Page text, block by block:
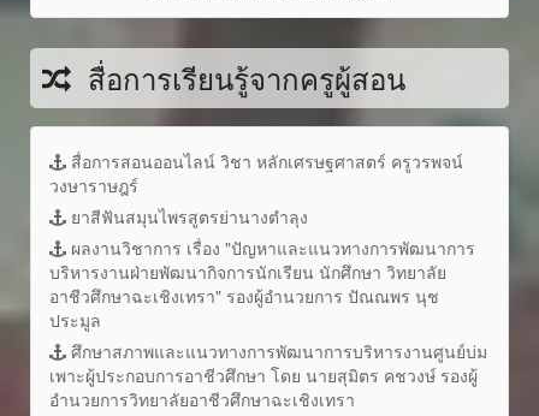
สื่อการเรียนรู้จากครูผู้สอน
สื่อการสอนออนไลน์ วิชา หลักเศรษฐศาสตร์ ครูวรพจน์
วงษาราษฎร์
ยาสีฟันสมุนไพรสูตรย่านางตำลุง
ผลงานวิชาการ เรื่อง "ปัญหาและแนวทางการพัฒนาการ
บริหารงานฝ่ายพัฒนากิจการนักเรียน นักศึกษา วิทยาลัย
อาชีวศึกษาฉะเชิงเทรา" รองผู้อำนวยการ ปัณณพร นุช
ประมูล
ศึกษาสภาพและแนวทางการพัฒนาการบริหารงานศูนย์บ่ม
เพาะผู้ประกอบการอาชีวศึกษา โดย นายสุมิตร คชวงษ์ รองผู้
อำนวยการวิทยาลัยอาชีวศึกษาฉะเชิงเทรา